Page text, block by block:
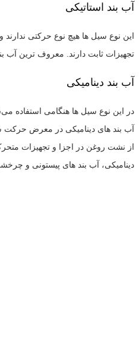
آب بند استاتیکی
این نوع سیل ها هیچ نوع حرکتی ندارند
تجهیزات ثابت دارند. معروف ترین آب
آب بند دینامیکی
در این نوع سیل ها هنگامی استفاده
آب بند های دینامیکی در معرض حرکت
از نشت روغن در اجزا و تجهیزات
دینامیکی، آب بند های پیستونی و